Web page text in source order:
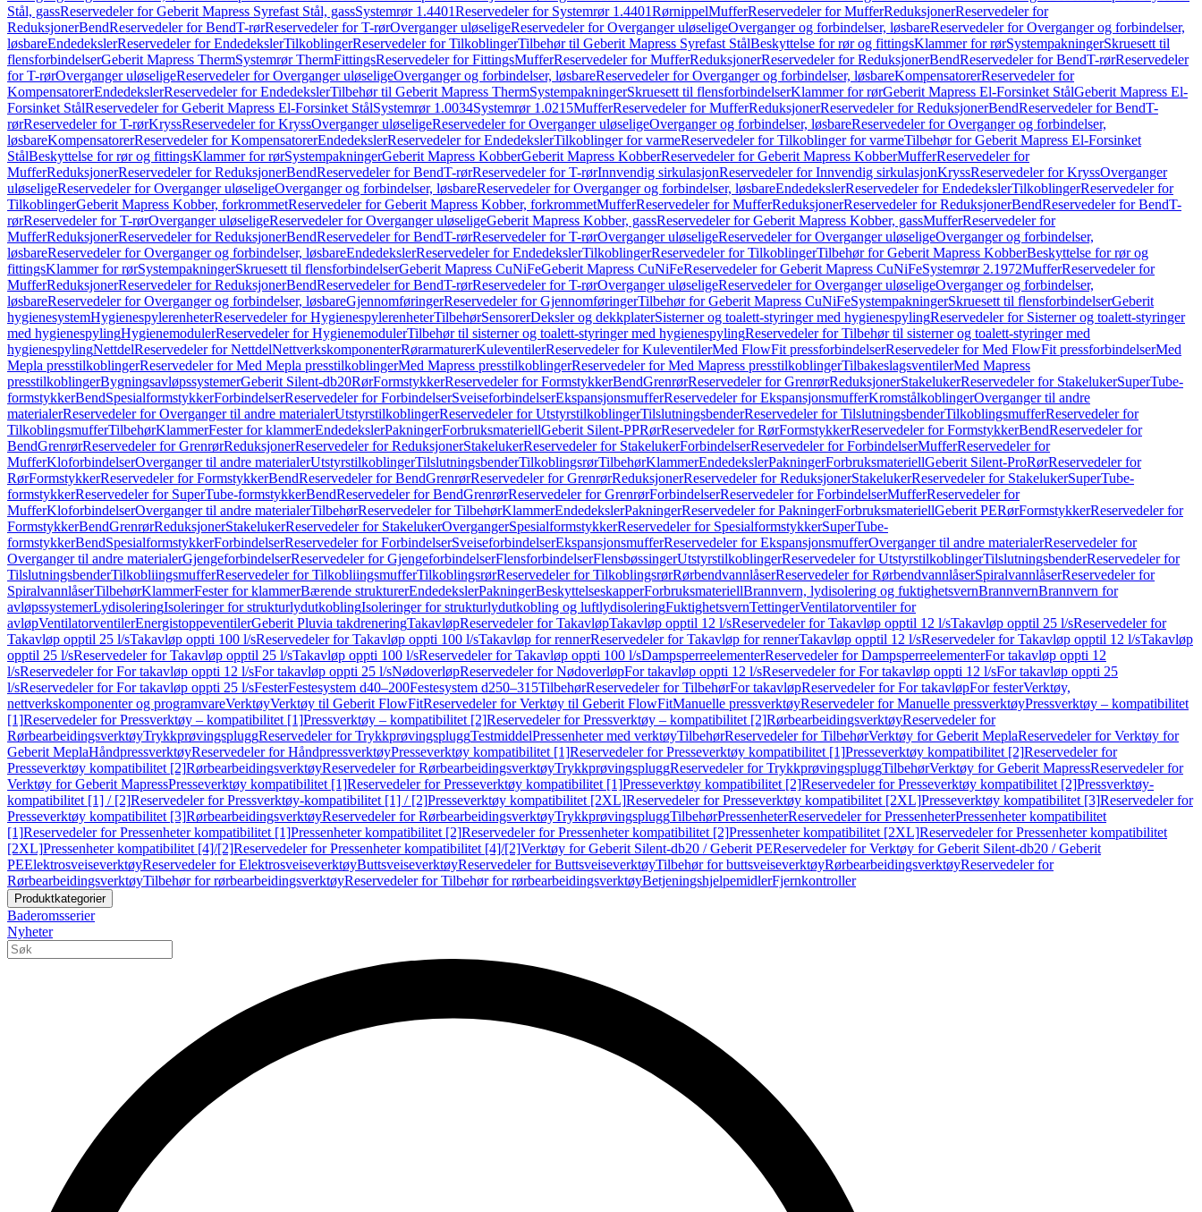
Stål, gassReservedeler for Geberit Mapress Syrefast Stål, gassSystemrør 1.4401Reservedeler for Systemrør 1.4401RørnippelMufferReservedeler for MufferReduksjonerReservedeler for
ReduksjonerBendReservedeler for BendT-rørReservedeler for T-rørOverganger uløseligeReservedeler for Overganger uløseligeOverganger og forbindelser, løsbareReservedeler for Overganger og forbindelser,
løsbareEndedekslerReservedeler for EndedekslerTilkoblingerReservedeler for TilkoblingerTilbehør til Geberit Mapress Syrefast StålBeskyttelse for rør og fittingsKlammer for rørSystempakningerSkruesett til
flensforbindelserGeberit Mapress ThermSystemrør ThermFittingsReservedeler for FittingsMufferReservedeler for MufferReduksjonerReservedeler for ReduksjonerBendReservedeler for BendT-rørReservedeler
for T-rørOverganger uløseligeReservedeler for Overganger uløseligeOverganger og forbindelser, løsbareReservedeler for Overganger og forbindelser, løsbareKompensatorerReservedeler for
KompensatorerEndedekslerReservedeler for EndedekslerTilbehør til Geberit Mapress ThermSystempakningerSkruesett til flensforbindelserKlammer for rørGeberit Mapress El-Forsinket StålGeberit Mapress El-
Forsinket StålReservedeler for Geberit Mapress El-Forsinket StålSystemrør 1.0034Systemrør 1.0215MufferReservedeler for MufferReduksjonerReservedeler for ReduksjonerBendReservedeler for BendT-
rørReservedeler for T-rørKryssReservedeler for KryssOverganger uløseligeReservedeler for Overganger uløseligeOverganger og forbindelser, løsbareReservedeler for Overganger og forbindelser,
løsbareKompensatorerReservedeler for KompensatorerEndedekslerReservedeler for EndedekslerTilkoblinger for varmeReservedeler for Tilkoblinger for varmeTilbehør for Geberit Mapress El-Forsinket
StålBeskyttelse for rør og fittingsKlammer for rørSystempakningerGeberit Mapress KobberGeberit Mapress KobberReservedeler for Geberit Mapress KobberMufferReservedeler for
MufferReduksjonerReservedeler for ReduksjonerBendReservedeler for BendT-rørReservedeler for T-rørInnvendig sirkulasjonReservedeler for Innvendig sirkulasjonKryssReservedeler for KryssOverganger
uløseligeReservedeler for Overganger uløseligeOverganger og forbindelser, løsbareReservedeler for Overganger og forbindelser, løsbareEndedekslerReservedeler for EndedekslerTilkoblingerReservedeler for
TilkoblingerGeberit Mapress Kobber, forkrommetReservedeler for Geberit Mapress Kobber, forkrommetMufferReservedeler for MufferReduksjonerReservedeler for ReduksjonerBendReservedeler for BendT-
rørReservedeler for T-rørOverganger uløseligeReservedeler for Overganger uløseligeGeberit Mapress Kobber, gassReservedeler for Geberit Mapress Kobber, gassMufferReservedeler for
MufferReduksjonerReservedeler for ReduksjonerBendReservedeler for BendT-rørReservedeler for T-rørOverganger uløseligeReservedeler for Overganger uløseligeOverganger og forbindelser,
løsbareReservedeler for Overganger og forbindelser, løsbareEndedekslerReservedeler for EndedekslerTilkoblingerReservedeler for TilkoblingerTilbehør for Geberit Mapress KobberBeskyttelse for rør og
fittingsKlammer for rørSystempakningerSkruesett til flensforbindelserGeberit Mapress CuNiFeGeberit Mapress CuNiFeReservedeler for Geberit Mapress CuNiFeSystemrør 2.1972MufferReservedeler for
MufferReduksjonerReservedeler for ReduksjonerBendReservedeler for BendT-rørReservedeler for T-rørOverganger uløseligeReservedeler for Overganger uløseligeOverganger og forbindelser,
løsbareReservedeler for Overganger og forbindelser, løsbareGjennomføringerReservedeler for GjennomføringerTilbehør for Geberit Mapress CuNiFeSystempakningerSkruesett til flensforbindelserGeberit
hygienesystemHygienespylerenheterReservedeler for HygienespylerenheterTilbehørSensorerDeksler og dekkplaterSisterner og toalett-styringer med hygienespylingReservedeler for Sisterner og toalett-styringer
med hygienespylingHygienemodulerReservedeler for HygienemodulerTilbehør til sisterner og toalett-styringer med hygienespylingReservedeler for Tilbehør til sisterner og toalett-styringer med
hygienespylingNettdelReservedeler for NettdelNettverkskomponenterRørarmaturerKuleventilerReservedeler for KuleventilerMed FlowFit pressforbindelserReservedeler for Med FlowFit pressforbindelserMed
Mepla presstilkoblingerReservedeler for Med Mepla presstilkoblingerMed Mapress presstilkoblingerReservedeler for Med Mapress presstilkoblingerTilbakeslagsventilerMed Mapress
presstilkoblingerBygningsavløpssystemerGeberit Silent-db20RørFormstykkerReservedeler for FormstykkerBendGrenrørReservedeler for GrenrørReduksjonerStakelukerReservedeler for StakelukerSuperTube-
formstykkerBendSpesialformstykkerForbindelserReservedeler for ForbindelserSveiseforbindelserEkspansjonsmufferReservedeler for EkspansjonsmufferKromstålkoblingerOverganger til andre
materialerReservedeler for Overganger til andre materialerUtstyrstilkoblingerReservedeler for UtstyrstilkoblingerTilslutningsbenderReservedeler for TilslutningsbenderTilkoblingsmufferReservedeler for
TilkoblingsmufferTilbehørKlammerFester for klammerEndedekslerPakningerForbruksmateriellGeberit Silent-PPRørReservedeler for RørFormstykkerReservedeler for FormstykkerBendReservedeler for
BendGrenrørReservedeler for GrenrørReduksjonerReservedeler for ReduksjonerStakelukerReservedeler for StakelukerForbindelserReservedeler for ForbindelserMufferReservedeler for
MufferKloforbindelserOverganger til andre materialerUtstyrstilkoblingerTilslutningsbenderTilkoblingsrørTilbehørKlammerEndedekslerPakningerForbruksmateriellGeberit Silent-ProRørReservedeler for
RørFormstykkerReservedeler for FormstykkerBendReservedeler for BendGrenrørReservedeler for GrenrørReduksjonerReservedeler for ReduksjonerStakelukerReservedeler for StakelukerSuperTube-
formstykkerReservedeler for SuperTube-formstykkerBendReservedeler for BendGrenrørReservedeler for GrenrørForbindelserReservedeler for ForbindelserMufferReservedeler for
MufferKloforbindelserOverganger til andre materialerTilbehørReservedeler for TilbehørKlammerEndedekslerPakningerReservedeler for PakningerForbruksmateriellGeberit PERørFormstykkerReservedeler for
FormstykkerBendGrenrørReduksjonerStakelukerReservedeler for StakelukerOvergangerSpesialformstykkerReservedeler for SpesialformstykkerSuperTube-
formstykkerBendSpesialformstykkerForbindelserReservedeler for ForbindelserSveiseforbindelserEkspansjonsmufferReservedeler for EkspansjonsmufferOverganger til andre materialerReservedeler for
Overganger til andre materialerGjengeforbindelserReservedeler for GjengeforbindelserFlensforbindelserFlensbøssingerUtstyrstilkoblingerReservedeler for UtstyrstilkoblingerTilslutningsbenderReservedeler for
TilslutningsbenderTilkobliingsmufferReservedeler for TilkobliingsmufferTilkoblingsrørReservedeler for TilkoblingsrørRørbendvannlåserReservedeler for RørbendvannlåserSpiralvannlåserReservedeler for
SpiralvannlåserTilbehørKlammerFester for klammerBærende strukturerEndedekslerPakningerBeskyttelseskapperForbruksmateriellBrannvern, lydisolering og fuktighetsvernBrannvernBrannvern for
avløpssystemerLydisoleringIsoleringer for strukturlydutkoblingIsoleringer for strukturlydutkobling og luftlydisoleringFuktighetsvernTettingerVentilatorventiler for
avløpVentilatorventilerEnergistoppeventilerGeberit Pluvia takdreneringTakavløpReservedeler for TakavløpTakavløp opptil 12 l/sReservedeler for Takavløp opptil 12 l/sTakavløp opptil 25 l/sReservedeler for
Takavløp opptil 25 l/sTakavløp oppti 100 l/sReservedeler for Takavløp oppti 100 l/sTakavløp for rennerReservedeler for Takavløp for rennerTakavløp opptil 12 l/sReservedeler for Takavløp opptil 12 l/sTakavløp
opptil 25 l/sReservedeler for Takavløp opptil 25 l/sTakavløp oppti 100 l/sReservedeler for Takavløp oppti 100 l/sDampsperreelementerReservedeler for DampsperreelementerFor takavløp oppti 12
l/sReservedeler for For takavløp oppti 12 l/sFor takavløp oppti 25 l/sNødoverløpReservedeler for NødoverløpFor takavløp oppti 12 l/sReservedeler for For takavløp oppti 12 l/sFor takavløp oppti 25
l/sReservedeler for For takavløp oppti 25 l/sFesterFestesystem d40–200Festesystem d250–315TilbehørReservedeler for TilbehørFor takavløpReservedeler for For takavløpFor festerVerktøy,
nettverkskomponenter og programvareVerktøyVerktøy til Geberit FlowFitReservedeler for Verktøy til Geberit FlowFitManuelle pressverktøyReservedeler for Manuelle pressverktøyPressverktøy – kompatibilitet
[1]Reservedeler for Pressverktøy – kompatibilitet [1]Pressverktøy – kompatibilitet [2]Reservedeler for Pressverktøy – kompatibilitet [2]RørbearbeidingsverktøyReservedeler for
RørbearbeidingsverktøyTrykkprøvingspluggReservedeler for TrykkprøvingspluggTestmiddelPressenheter med verktøyTilbehørReservedeler for TilbehørVerktøy for Geberit MeplaReservedeler for Verktøy for
Geberit MeplaHåndpressverktøyReservedeler for HåndpressverktøyPresseverktøy kompatibilitet [1]Reservedeler for Presseverktøy kompatibilitet [1]Presseverktøy kompatibilitet [2]Reservedeler for
Presseverktøy kompatibilitet [2]RørbearbeidingsverktøyReservedeler for RørbearbeidingsverktøyTrykkprøvingspluggReservedeler for TrykkprøvingspluggTilbehørVerktøy for Geberit MapressReservedeler for
Verktøy for Geberit MapressPresseverktøy kompatibilitet [1]Reservedeler for Presseverktøy kompatibilitet [1]Presseverktøy kompatibilitet [2]Reservedeler for Presseverktøy kompatibilitet [2]Pressverktøy-
kompatibilitet [1] / [2]Reservedeler for Pressverktøy-kompatibilitet [1] / [2]Presseverktøy kompatibilitet [2XL]Reservedeler for Presseverktøy kompatibilitet [2XL]Presseverktøy kompatibilitet [3]Reservedeler for
Presseverktøy kompatibilitet [3]RørbearbeidingsverktøyReservedeler for RørbearbeidingsverktøyTrykkprøvingspluggTilbehørPressenheterReservedeler for PressenheterPressenheter kompatibilitet
[1]Reservedeler for Pressenheter kompatibilitet [1]Pressenheter kompatibilitet [2]Reservedeler for Pressenheter kompatibilitet [2]Pressenheter kompatibilitet [2XL]Reservedeler for Pressenheter kompatibilitet
[2XL]Pressenheter kompatibilitet [4]/[2]Reservedeler for Pressenheter kompatibilitet [4]/[2]Verktøy for Geberit Silent-db20 / Geberit PEReservedeler for Verktøy for Geberit Silent-db20 / Geberit
PEElektrosveiseverktøyReservedeler for ElektrosveiseverktøyButtsveiseverktøyReservedeler for ButtsveiseverktøyTilbehør for buttsveiseverktøyRørbearbeidingsverktøyReservedeler for
RørbearbeidingsverktøyTilbehør for rørbearbeidingsverktøyReservedeler for Tilbehør for rørbearbeidingsverktøyBetjeningshjelpemidlerFjernkontroller
Produktkategorier
Baderomsserier
Nyheter